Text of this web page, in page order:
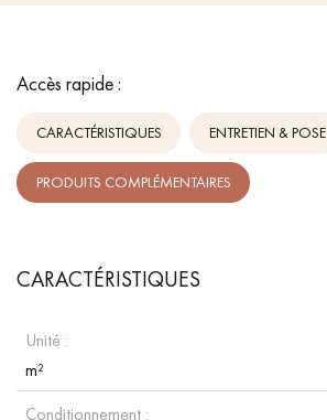
Accès rapide :
CARACTÉRISTIQUES ENTRETIEN & POSE
PRODUITS COMPLÉMENTAIRES
CARACTÉRISTIQUES
Unité :
m²
Conditionnement :